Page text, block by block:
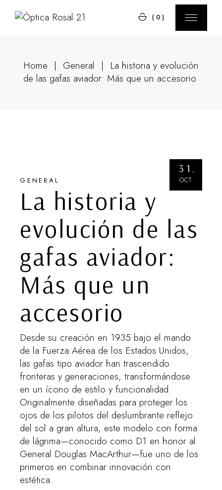
(0)
Home General
La historia y evolución
de las gafas aviador: Más que un accesorio
31
OCT
GENERAL
La historia y
evolución de las
gafas aviador:
Más que un
accesorio
Desde su creación en 1935 bajo el mando
de la Fuerza Aérea de los Estados Unidos,
las gafas tipo aviador han trascendido
fronteras y generaciones, transformándose
en un ícono de estilo y funcionalidad.
Originalmente diseñadas para proteger los
ojos de los pilotos del deslumbrante reflejo
del sol a gran altura, este modelo con forma
de lágrima—conocido como D1 en honor al
General Douglas MacArthur—fue uno de los
primeros en combinar innovación con
estética.